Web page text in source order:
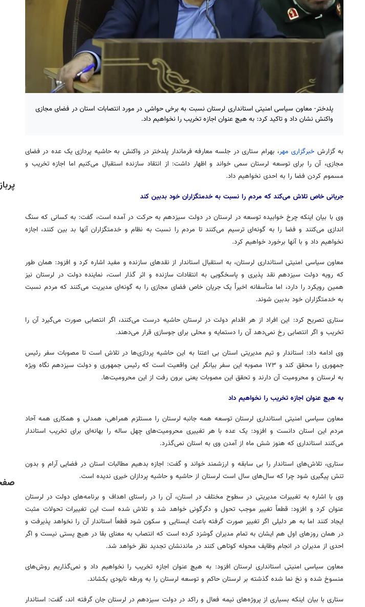
پلدختر- معاون سیاسی امنیتی استانداری لرستان نسبت به برخی حواشی در مورد انتصابات استان در فضای مجازی
واکنش نشان داد و تاکید کرد: به هیچ عنوان اجازه تخریب را نخواهیم داد.
به گزارش خبرگزاری مهر، بهرام ستاری در جلسه معارفه فرماندار پلدختر در واکنش به حاشیه پردازی یک عده در فضای
مجازی، آن را برای توسعه لرستان سمی خواند و اظهار داشت: از انتقاد سازنده استقبال می‌کنیم اما اجازه تخریب و
مسموم کردن فضا را به احدی نخواهیم داد.
جریانی خاص تلاش می‌کند که مردم را نسبت به خدمتگزاران خود بدبین کند
وی با بیان اینکه چرخ خوابیده توسعه در لرستان در دولت سیزدهم به حرکت در آمده است، گفت: به کسانی که سنگ
اندازی می‌کنند و فضا را به گونه‌ای ترسیم می‌کنند تا مردم را نسبت به نظام و خدمتگزاران آنها بد بین کنند، اجازه
نخواهیم داد و با آنها برخورد خواهیم کرد.
معاون سیاسی امنیتی استانداری لرستان، به استقبال استاندار از نقدهای سازنده و مفید اشاره کرد و افزود: همان طور
که رویه دولت سیزدهم نقد پذیری و پاسخگویی به انتقادات سازنده و اثر گذار است، نماینده دولت در لرستان نیز
همین رویکرد را دارد، اما متأسفانه اخیراً یک جریان خاص فضای مجازی را به گونه‌ای مدیریت می‌کنند که مردم نسبت
به خدمتگزاران خود بدبین شوند.
ستاری تصریح کرد: این افراد از هر اقدام دولت در لرستان حاشیه درست می‌کنند، اگر انتصابی صورت می‌گیرد آن را
تخریب و اگر انتصابی رخ نمی‌دهد آن را دستمایه و محلی برای جوسازی قرار می‌دهند.
وی ادامه داد: استاندار و تیم مدیریتی استان بی اعتنا به این حاشیه پردازی‌ها در تلاش است تا مصوبات سفر رئیس
جمهوری را محقق کند و ۱۷۳ مصوبه این سفر بیانگر این واقعیت است که رئیس جمهوری و دولت سیزدهم نگاه ویژه
به لرستان و محرومیت آن دارند و تحقق این مصوبات یعنی برون رفت از این محرومیت‌ها.
به هیچ عنوان اجازه تخریب را نخواهیم داد
معاون سیاسی امنیتی استانداری لرستان توسعه همه جانبه لرستان را مستلزم همراهی، همدلی و همکاری همه آحاد
مردم این استان دانست و افزود: یک عده با هر تغییری محرومیت‌های چهل ساله را بهانه‌ای برای تخریب استاندار
می‌کنند استانداری که هنوز شش ماه از آمدن وی به استان نمی‌گذرد.
ستاری، تلاش‌های استاندار را بی سابقه و ارزشمند خواند و گفت: اجازه بدهیم مطالبات استان در فضایی آرام و بدون
تنش پیگیری شود چرا که سال‌های سال است لرستان از حاشیه و حاشیه پردازان خیری ندیده است.
وی با اشاره به تغییرات مدیریتی در سطوح مختلف در استان، آن را در راستای اهداف و برنامه‌های دولت در لرستان
عنوان کرد و افزود: قطعاً تغییر موجب تحول و دگرگونی خواهد شد و تلاش شده است این تغییرات تحولات مثبت
ایجاد کنند اما به هر دلیلی اگر تغییر صورت گرفته باعث ایستایی و سکون شود قطعاً استاندار آن را نخواهد پذیرفت و
در همان روزهای اول هم ایشان به تمام مدیران گوشزد کرده است که انتصاب به معنای بقا در هیچ پستی نیست و اگر
احدی از مدیران در انجام وظایف محوله کوتاهی کنند در ماندنشان تجدید نظر خواهد شد.
معاون سیاسی امنیتی استانداری لرستان افزود: به هیچ عنوان اجازه تخریب را نخواهیم داد و نمی‌گذاریم روش‌های
منسوخ شده و نخ نما شده گذشته بر لرستان حاکم و توسعه لرستان را به ورطه نابودی بکشاند.
ستاری با بیان اینکه بسیاری از پروژه‌های نیمه فعال و راکد در دولت سیزدهم در لرستان جان گرفته اند، گفت: استاندار